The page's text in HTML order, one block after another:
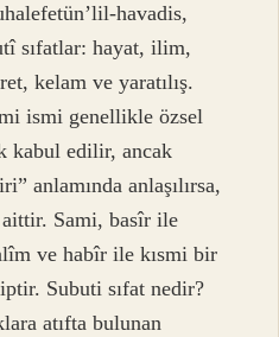
havadis,
sıfatlar: hayat, ilim,
kelam ve yaratılış.
ismi genellikle özsel
kabul edilir, ancak
anlamında anlaşılırsa,
Sami, basîr ile
ve habîr ile kısmi bir
Subuti sıfat nedir?
atıfta bulunan